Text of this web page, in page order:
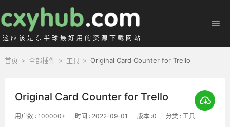
这应该是东半球最好用的资源下载网站...
首页 > 全部插件 > 工具 > Original Card Counter for Trello
Original Card Counter for Trello
用户数 : 100000+ 时间 : 2022-09-01 版本 :0 分类 : 工具